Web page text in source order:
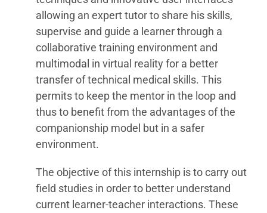
allowing an expert tutor to share his skills,
supervise and guide a learner through a
collaborative training environment and
multimodal in virtual reality for a better
transfer of technical medical skills. This
permits to keep the mentor in the loop and
thus to benefit from the advantages of the
companionship model but in a safer
environment.
The objective of this internship is to carry out
field studies in order to better understand
current learner-teacher interactions. These